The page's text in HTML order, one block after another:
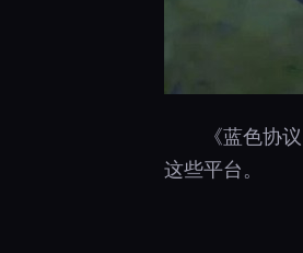
《蓝色协
这些平台。